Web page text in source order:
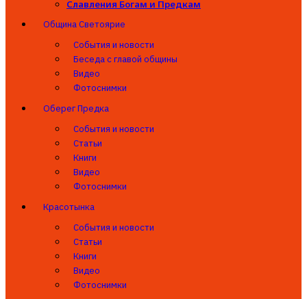
Славления Богам и Предкам
Община Светоярие
События и новости
Беседа с главой общины
Видео
Фотоснимки
Оберег Предка
События и новости
Статьи
Книги
Видео
Фотоснимки
Красотынка
События и новости
Статьи
Книги
Видео
Фотоснимки